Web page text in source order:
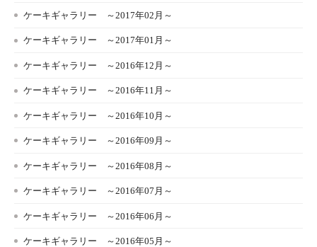
ケーキギャラリー ～2017年02月～
ケーキギャラリー ～2017年01月～
ケーキギャラリー ～2016年12月～
ケーキギャラリー ～2016年11月～
ケーキギャラリー ～2016年10月～
ケーキギャラリー ～2016年09月～
ケーキギャラリー ～2016年08月～
ケーキギャラリー ～2016年07月～
ケーキギャラリー ～2016年06月～
ケーキギャラリー ～2016年05月～